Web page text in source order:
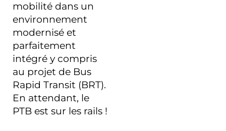
mobilité dans un
environnement
modernisé et
parfaitement
intégré y compris
au projet de Bus
Rapid Transit (BRT).
En attendant, le
PTB est sur les rails !